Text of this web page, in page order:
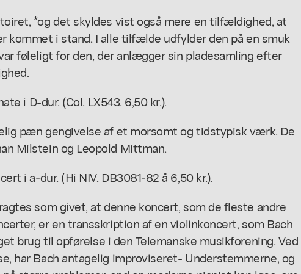
*og det skyldes vist også mere en tilfældighed, at
kommet i stand. I alle tilfælde udfylder den på en smuk
føleligt for den, der anlægger sin pladesamling efter
i D-dur. (Col. LX543. 6,50 kr.).
pæn gengivelse af et morsomt og tidstypisk værk. De
Milstein og Leopold Mittman.
i a-dur. (Hi NIV. DB3081-82 å 6,50 kr.).
som givet, at denne koncert, som de fleste andre
er en transskription af en violinkoncert, som Bach
brug til opførelse i den Telemanske musikforening. Ved
har Bach antagelig improviseret- Understemmerne, og